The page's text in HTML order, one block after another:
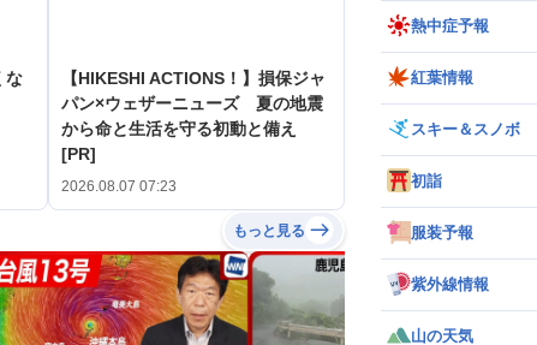
な
【HIKESHI ACTIONS！】損保ジャ
パン×ウェザーニューズ 夏の地震
から命と生活を守る初動と備え
[PR]
2026.08.07 07:23
もっと見る
熱中症予報
紅葉情報
スキー＆スノボ
初詣
服装予報
紫外線情報
山の天気